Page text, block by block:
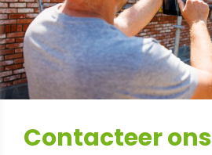
Contacteer ons